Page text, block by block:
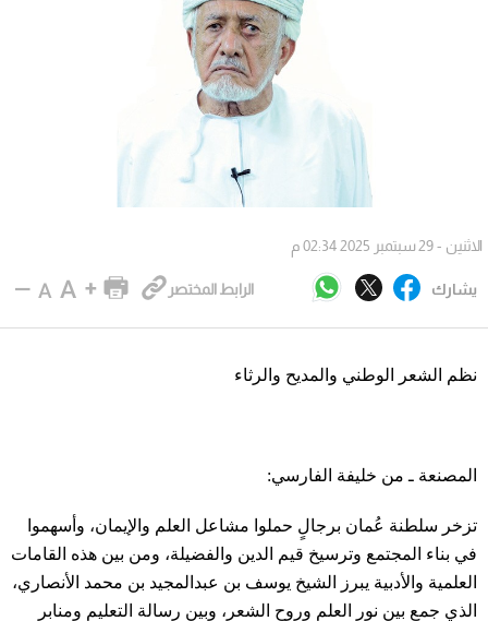
يشارك الرابط المختصر
الاثنين - 29 سبتمبر 2025 02:34 م
نظم الشعر الوطني والمديح والرثاء
المصنعة ـ من خليفة الفارسي:
تزخر سلطنة عُمان برجالٍ حملوا مشاعل العلم والإيمان، وأسهموا
في بناء المجتمع وترسيخ قيم الدين والفضيلة، ومن بين هذه القامات
العلمية والأدبية يبرز الشيخ يوسف بن عبدالمجيد بن محمد الأنصاري،
الذي جمع بين نور العلم وروح الشعر، وبين رسالة التعليم ومنابر